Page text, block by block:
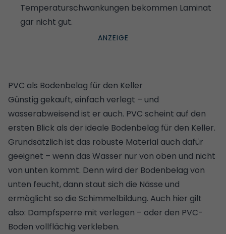
Temperaturschwankungen bekommen Laminat
gar nicht gut.
PVC als Bodenbelag für den Keller
Günstig gekauft, einfach verlegt – und
wasserabweisend ist er auch. PVC scheint auf den
ersten Blick als der ideale Bodenbelag für den Keller.
Grundsätzlich ist das robuste Material auch dafür
geeignet – wenn das Wasser nur von oben und nicht
von unten kommt. Denn wird der Bodenbelag von
unten feucht, dann staut sich die Nässe und
ermöglicht so die Schimmelbildung. Auch hier gilt
also: Dampfsperre mit verlegen – oder den PVC-
Boden vollflächig verkleben.